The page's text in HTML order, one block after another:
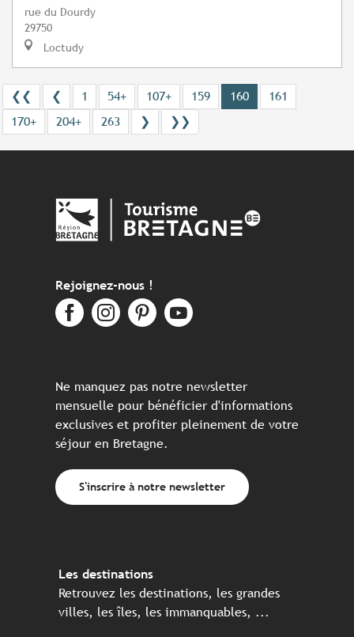
rue du Dourdy
29750
Loctudy
❮❮ ❮ 1 54+ 107+ 159 160
161
170+
204+ 263 ❯ ❯❯
Rejoignez-nous !
Ne manquez pas notre newsletter
mensuelle pour bénéficier d'informations
exclusives et profiter pleinement de votre
séjour en Bretagne.
S'inscrire à notre newsletter
Les destinations
Retrouvez les destinations, les grandes
villes, les îles, les immanquables, ...